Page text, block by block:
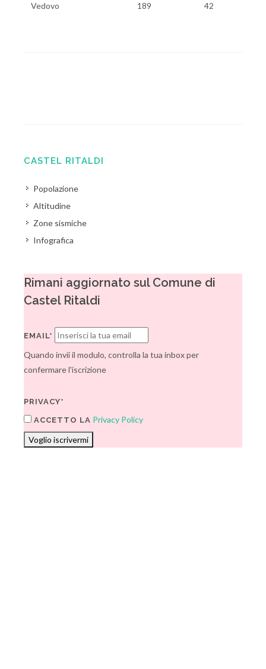
Vedovo 189 42
CASTEL RITALDI
Popolazione
Altitudine
Zone sismiche
Infografica
Rimani aggiornato sul Comune di
Castel Ritaldi
EMAIL*
Quando invii il modulo, controlla la tua inbox per
confermare l'iscrizione
PRIVACY*
ACCETTO LA Privacy Policy
Voglio iscrivermi